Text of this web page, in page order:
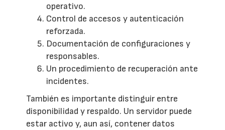
operativo.
Control de accesos y autenticación
reforzada.
Documentación de configuraciones y
responsables.
Un procedimiento de recuperación ante
incidentes.
También es importante distinguir entre
disponibilidad y respaldo. Un servidor puede
estar activo y, aun así, contener datos